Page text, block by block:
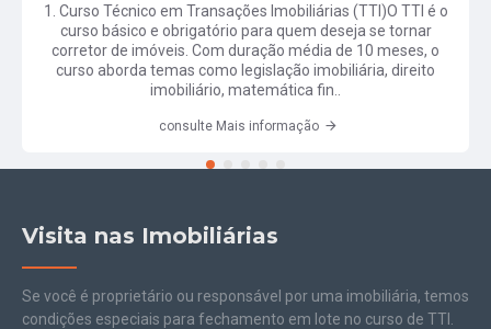
1. Curso Técnico em Transações Imobiliárias (TTI)O TTI é o
curso básico e obrigatório para quem deseja se tornar
corretor de imóveis. Com duração média de 10 meses, o
curso aborda temas como legislação imobiliária, direito
imobiliário, matemática fin..
consulte Mais informação
Visita nas Imobiliárias
Se você é proprietário ou responsável por uma imobiliária, temos
condições especiais para fechamento em lote no curso de TTI.